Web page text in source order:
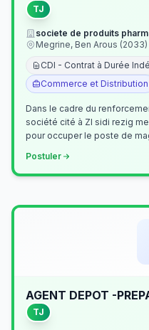
TJ
societe de produits
Megrine, Ben Arous (2033)
CDI - Contrat à Durée
Commerce et Distribution
Dans le cadre du
société cité à ZI sidi rezig
pour occuper le poste de
Postuler
AGENT DEPOT -
TJ